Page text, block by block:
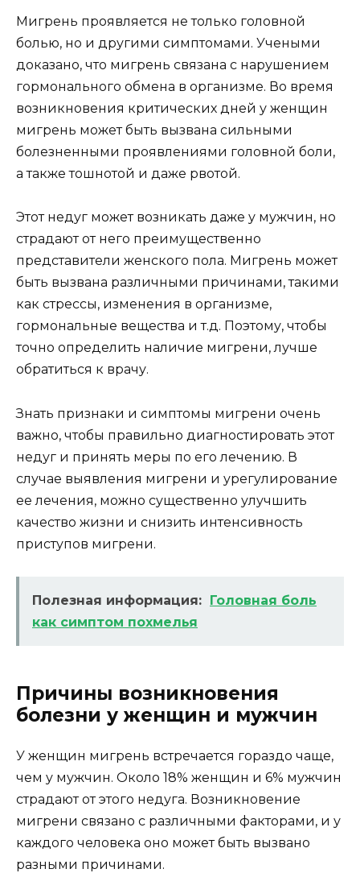
Мигрень проявляется не только головной
болью, но и другими симптомами. Учеными
доказано, что мигрень связана с нарушением
гормонального обмена в организме. Во время
возникновения критических дней у женщин
мигрень может быть вызвана сильными
болезненными проявлениями головной боли,
а также тошнотой и даже рвотой.
Этот недуг может возникать даже у мужчин, но
страдают от него преимущественно
представители женского пола. Мигрень может
быть вызвана различными причинами, такими
как стрессы, изменения в организме,
гормональные вещества и т.д. Поэтому, чтобы
точно определить наличие мигрени, лучше
обратиться к врачу.
Знать признаки и симптомы мигрени очень
важно, чтобы правильно диагностировать этот
недуг и принять меры по его лечению. В
случае выявления мигрени и урегулирование
ее лечения, можно существенно улучшить
качество жизни и снизить интенсивность
приступов мигрени.
Полезная информация: Головная боль
как симптом похмелья
Причины возникновения
болезни у женщин и мужчин
У женщин мигрень встречается гораздо чаще,
чем у мужчин. Около 18% женщин и 6% мужчин
страдают от этого недуга. Возникновение
мигрени связано с различными факторами, и у
каждого человека оно может быть вызвано
разными причинами.